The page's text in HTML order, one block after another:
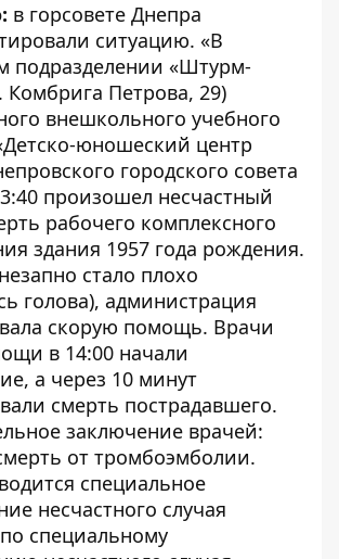
в горсовете Днепра
ситуацию. «В
подразделении «Штурм-
Комбрига Петрова, 29)
внешкольного учебного
юношеский центр
городского совета
произошел несчастный
рабочего комплексного
здания 1957 года рождения.
стало плохо
голова), администрация
скорую помощь. Врачи
в 14:00 начали
а через 10 минут
смерть пострадавшего.
заключение врачей:
от тромбоэмболии.
специальное
несчастного случая
специальному